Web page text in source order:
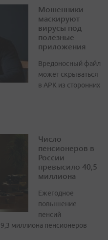
Мошенники
маскируют
вирусы под
полезные
приложения
Вредоносный файл
может скрываться
в APK из сторонних
Число
пенсионеров в
России
превысило 40,5
миллиона
Ежегодное
повышение
пенсий
миллиона пенсионеров